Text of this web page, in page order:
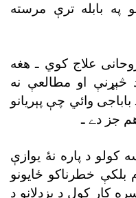
بابله ترې مرسته
راسې روحانى علاج کوي ـ هغه
او مطالعې نه
وائي چې پېريانو
جز دے ـ
کولو د پاره نۀ يوازې
خطرناکو ځايونو
کار کول د بزدلانو د